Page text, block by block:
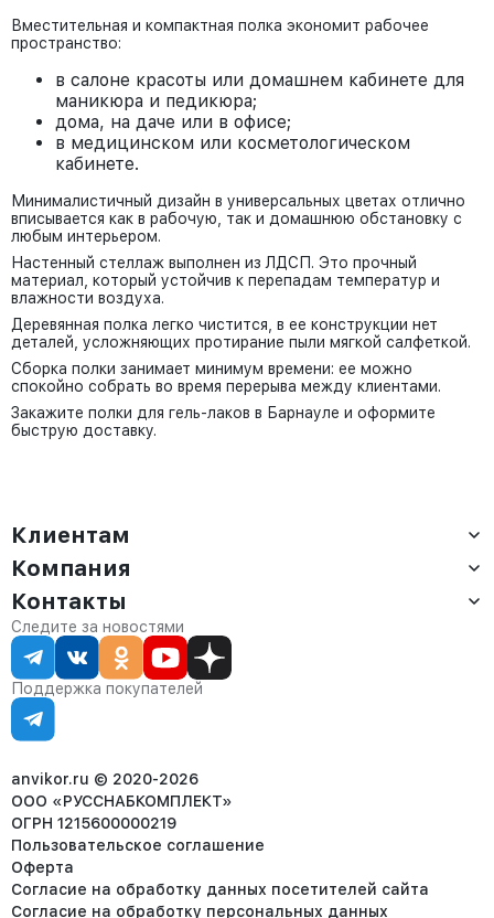
Вместительная и компактная полка экономит рабочее
пространство:
в салоне красоты или домашнем кабинете для
маникюра и педикюра;
дома, на даче или в офисе;
в медицинском или косметологическом
кабинете.
Минималистичный дизайн в универсальных цветах отлично
вписывается как в рабочую, так и домашнюю обстановку с
любым интерьером.
Настенный стеллаж выполнен из ЛДСП. Это прочный
материал, который устойчив к перепадам температур и
влажности воздуха.
Деревянная полка легко чистится, в ее конструкции нет
деталей, усложняющих протирание пыли мягкой салфеткой.
Сборка полки занимает минимум времени: ее можно
спокойно собрать во время перерыва между клиентами.
Закажите полки для гель-лаков в Барнауле и оформите
быструю доставку.
Клиентам
Доставка
Оплата
Сервис
Статус заказа
Статьи
Компания
О компании
Контакты
Партнёрам
Контакты
Отдел продаж:
8 (800) 234-22-62
corp@anvikor.ru
Ежедневно, с 7:00-19:00 (МСК)
Отдел рекламации:
8 (953) 455-25-61
Следите за новостями
Поддержка покупателей
anvikor.ru © 2020-2026
ООО «РУССНАБКОМПЛЕКТ»
ОГРН 1215600000219
Пользовательское соглашение
Оферта
Согласие на обработку данных посетителей сайта
Согласие на обработку персональных данных